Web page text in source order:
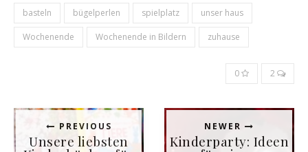
basteln bügelperlen spielplatz unser haus
Wochenende Wochenende in Bildern zuhause
0 2
PREVIOUS
Unsere liebsten
NEWER
Kinderparty: Ideen